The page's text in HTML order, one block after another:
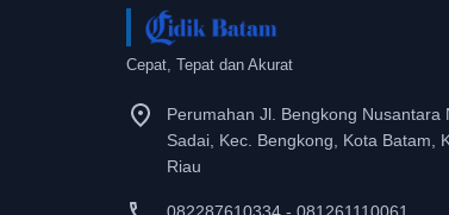
Cepat, Tepat dan Akurat
Perumahan Jl. Bengkong Nusantara
Sadai, Kec. Bengkong, Kota Batam,
Riau
082287610334 - 081261110061